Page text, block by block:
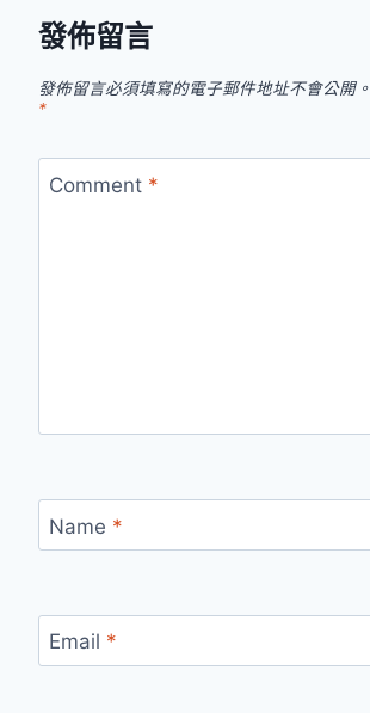
發佈留言
發佈留言必須填寫的電子郵件地址不會公開。
*
Comment *
Name *
Email *